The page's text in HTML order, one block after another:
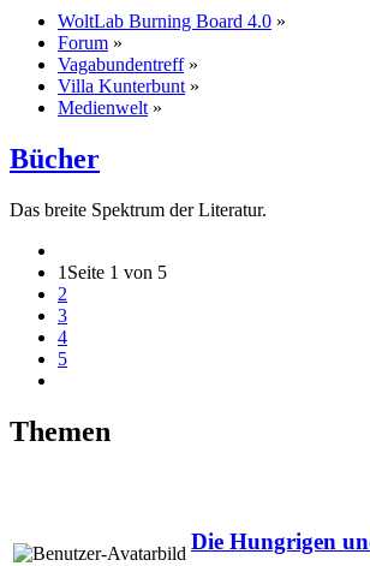
WoltLab Burning Board 4.0 »
Forum »
Vagabundentreff »
Villa Kunterbunt »
Medienwelt »
Bücher
Das breite Spektrum der Literatur.
1 Seite 1 von 5
2
3
4
5
Themen
Die Hungrigen